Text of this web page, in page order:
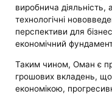
виробнича діяльність,
технологічні
перспективи для
економічний
Таким чином, Оман є
грошових вкладень,
економікою,